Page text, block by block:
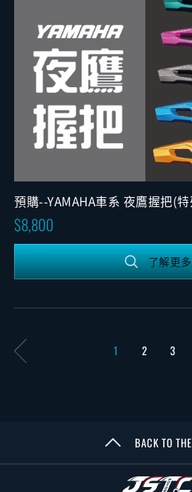
預購--YAMAHA車系 夜鷹握把(
8,800
了解更多
1 2 3
BACK TO